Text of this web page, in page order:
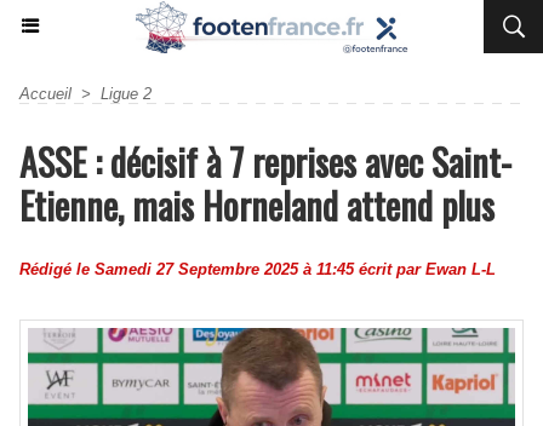
Accueil > Ligue 2
ASSE : décisif à 7 reprises avec Saint-
Etienne, mais Horneland attend plus
Rédigé le Samedi 27 Septembre 2025 à 11:45 écrit par Ewan L-L